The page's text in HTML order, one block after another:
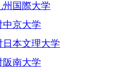
州国際大学
中京大学
日本文理大学
阪南大学